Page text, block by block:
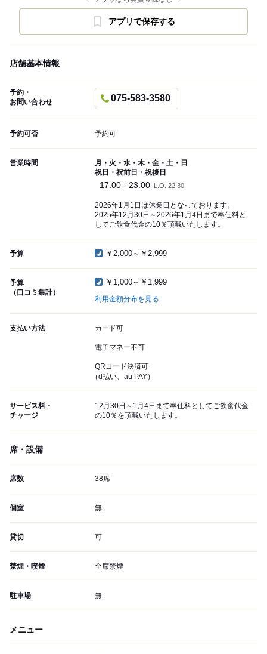
アプリで保存する
店舗基本情報
予約・
お問い合わせ
075-583-3580
予約可否 予約可
営業時間
月・火・水・木・金・土・日
祝日・祝前日・祝後日
17:00 - 23:00 L.O. 22:30
2026年1月1日は休業日となっております。
2025年12月30日～2026年1月4日まで奉仕料と
してご飲食代金の10％頂戴いたします。
予算 ￥2,000～￥2,999
予算
（口コミ集計）
￥1,000～￥1,999
利用金額分布を見る
支払い方法 カード可
電子マネー不可
QRコード決済可
（d払い、au PAY）
サービス料・
チャージ
12月30日～1月4日まで奉仕料としてご飲食代金
の10％を頂戴いたします。
席・設備
席数 38席
個室 無
貸切 可
禁煙・喫煙 全席禁煙
駐車場 無
メニュー